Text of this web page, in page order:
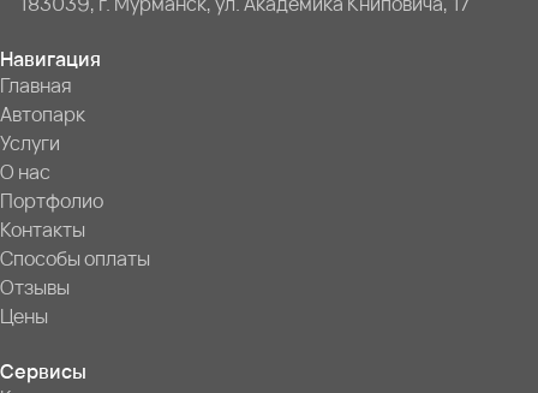
Навигация
Главная
Автопарк
Услуги
О нас
Портфолио
Контакты
Способы оплаты
Отзывы
Цены
Сервисы